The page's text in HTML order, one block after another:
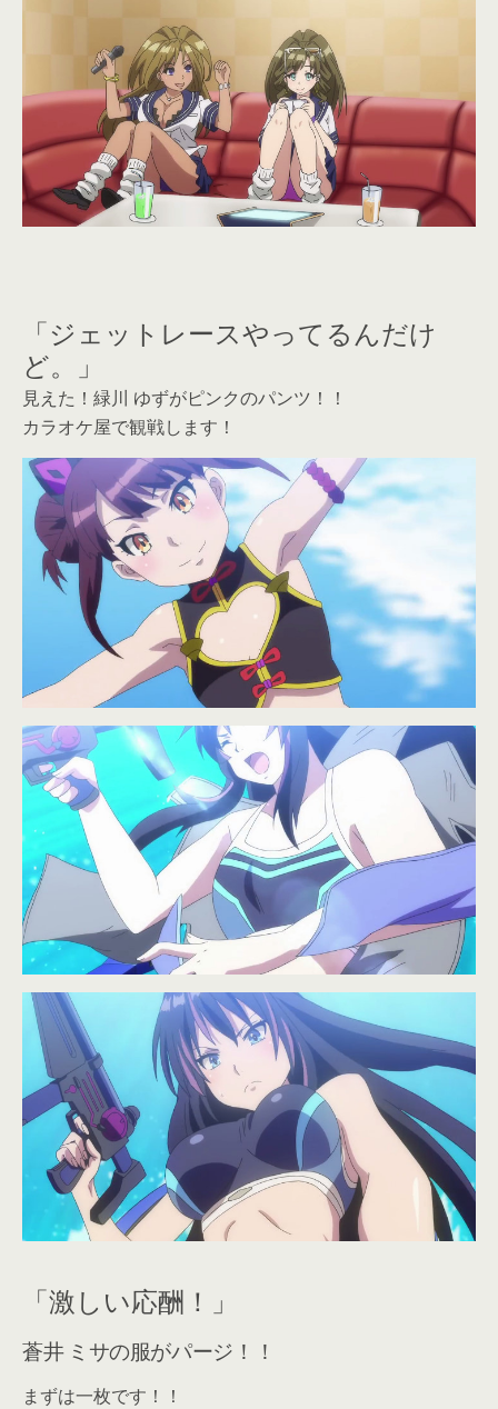
「ジェットレースやってるんだけ
ど。」
見えた！緑川 ゆずがピンクのパンツ！！
カラオケ屋で観戦します！
「激しい応酬！」
蒼井 ミサの服がパージ！！
まずは一枚です！！